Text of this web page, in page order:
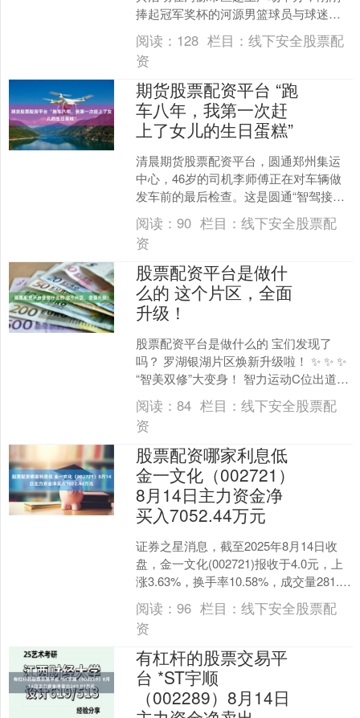
捧起冠军奖杯的河源男篮球员与球迷们
共同分享夺冠的喜悦。 活动现场，崔俊
超、陈艺俊、曾冰....
阅读： 128 栏目：线下安全股票配
资
期货股票配资平台 “跑
车八年，我第一次赶
上了女儿的生日蛋糕”
清晨期货股票配资平台，圆通郑州集运
中心，46岁的司机李师傅正在对车辆做
发车前的最后检查。这是圆通“智驾接龙”
模式中投入运营的第100台智能重卡，今
天它将执行“郑....
阅读：90 栏目：线下安全股票配
资
股票配资平台是做什
么的 这个片区，全面
升级！
股票配资平台是做什么的 宝们发现了
吗？ 罗湖银湖片区焕新升级啦！ ✨ ✨ ✨
“智美双修”大变身！ 智力运动C位出道！
活力值MAX！ 这波改造后 休闲打卡点
+....
阅读：84 栏目：线下安全股票配
资
股票配资哪家利息低
金一文化（002721）
8月14日主力资金净
买入7052.44万元
证券之星消息，截至2025年8月14日收
盘，金一文化(002721)报收于4.0元，上
涨3.63%，换手率10.58%，成交量281.38
万手，成交额11.28....
阅读：96 栏目：线下安全股票配
资
有杠杆的股票交易平
台 *ST宇顺
（002289）8月14日